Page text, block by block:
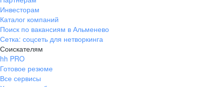
Инвесторам
Каталог компаний
Поиск по вакансиям в Альменево
Сетка: соцсеть для нетворкинга
Соискателям
hh PRO
Готовое резюме
Все сервисы